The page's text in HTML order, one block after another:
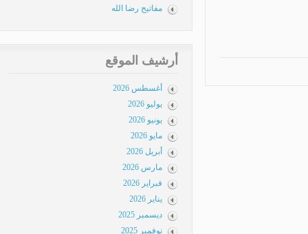
مفاتيح رضا الله
أرشيف الموقع
أغسطس 2026
يوليو 2026
يونيو 2026
مايو 2026
أبريل 2026
مارس 2026
فبراير 2026
يناير 2026
ديسمبر 2025
نوفمبر 2025